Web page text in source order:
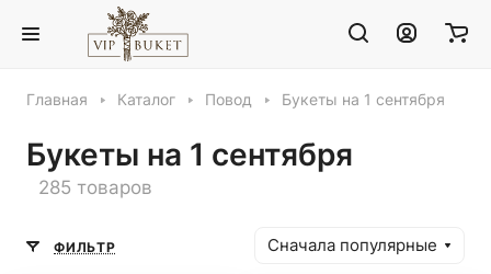
Главная Каталог Повод Букеты на 1 сентября
Букеты на 1 сентября
285 товаров
ФИЛЬТР Сначала популярные